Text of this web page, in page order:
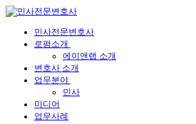
민사전문변호사
로펌소개
에이앤랩 소개
변호사 소개
업무분야
민사
미디어
업무사례